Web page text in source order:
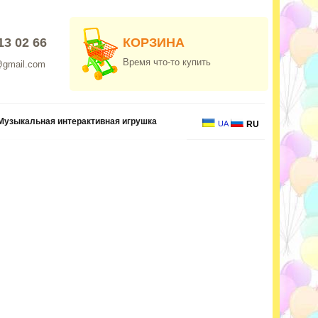
02 66 КОРЗИНА
Время что-то купить
интерактивная игрушка UA RU